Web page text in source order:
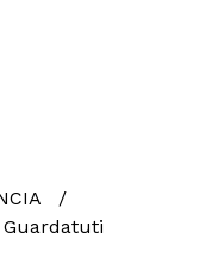
Guardatuti